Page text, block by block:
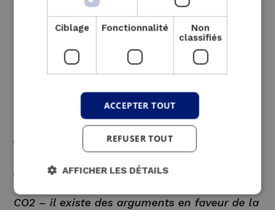
gérer la cogénération à distance,
garantissant ainsi la plus haute disponibilité
et efficacité de la cogénération.
Pourquoi la cogénération à partir de
les émissions de CO2
Même si la cogénération fossile ne semble
pas idéale du point de vue de la transition
énergétique – après tout, c’est brûler du gaz
pour produire de l’électricité, ce qui a un
impact négatif direct sur les émissions de
CO2 – il existe des arguments en faveur de la
Ciblage Fonctionnalité
Non
classifiés
ACCEPTER TOUT
REFUSER TOUT
AFFICHER LES DÉTAILS